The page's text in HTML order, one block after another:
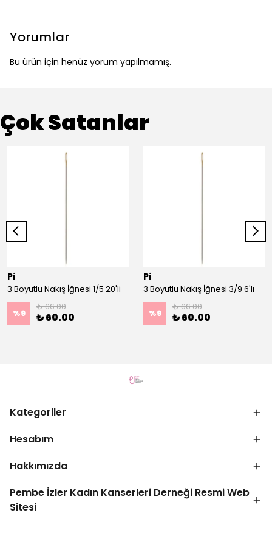
Yorumlar
Bu ürün için henüz yorum yapılmamış.
Çok Satanlar
Pi
3 Boyutlu Nakış İğnesi 1/5 20'li
%9
₺ 66.00
₺ 60.00
Pi
3 Boyutlu Nakış İğnesi 3/9 6'lı
%9
₺ 66.00
₺ 60.00
Kategoriler
Hesabım
Hakkımızda
Pembe İzler Kadın Kanserleri Derneği Resmi Web
Sitesi